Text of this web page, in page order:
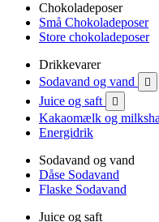
Chokoladeposer
Små Chokoladeposer
Store chokoladeposer
Drikkevarer
Sodavand og vand

Juice og saft 
Kakaomælk og
Energidrik
Sodavand og vand
Dåse Sodavand
Flaske Sodavand
Juice og saft